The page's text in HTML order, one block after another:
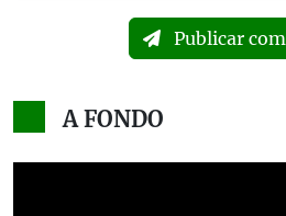
Publicar
A FONDO